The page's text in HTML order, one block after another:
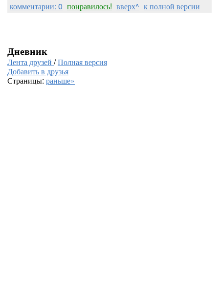
комментарии: 0 понравилось! вверх^ к полной версии
Дневник
Лента друзей /Полная версия
Добавить в друзья
Страницы: раньше»